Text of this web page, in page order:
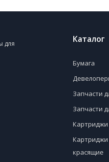
для
Каталог
Бумага
Запчасти
Запчасти
красящие